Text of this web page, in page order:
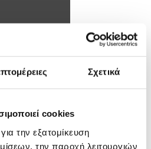
Σχετικά
cookies
την εξατομίκευση
την παροχή λειτουργιών